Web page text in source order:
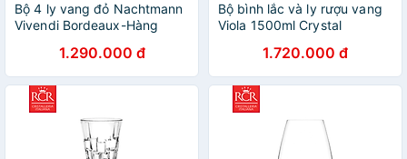
Bộ 4 ly vang đỏ Nachtmann
Vivendi Bordeaux-Hàng
1.290.000 đ
Bộ bình lắc và ly rượu vang
Viola 1500ml Crystal
1.720.000 đ